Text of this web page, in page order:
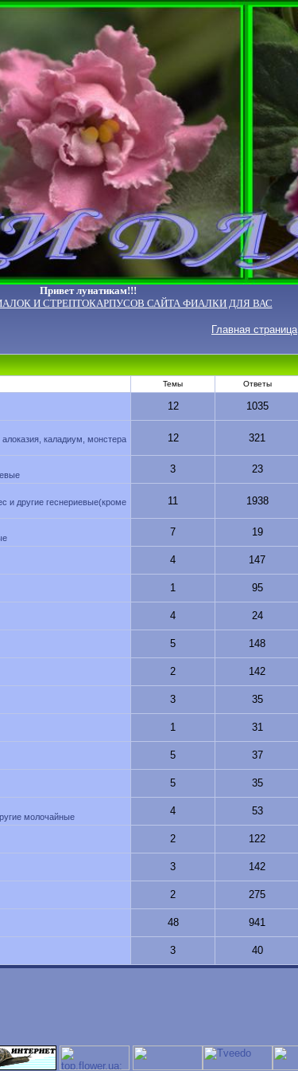
Привет лунатикам!!!
И СТРЕПТОКАРПУСОВ САЙТА ФИАЛКИ ДЛЯ ВАС
Главная страница
Темы Ответы
12 1035
каладиум, монстера
12 321
3 23
и другие геснериевые(кроме
11 1938
7 19
4 147
1 95
4 24
5 148
2 142
3 35
1 31
5 37
5 35
молочайные 4 53
2 122
3 142
2 275
48 941
3 40